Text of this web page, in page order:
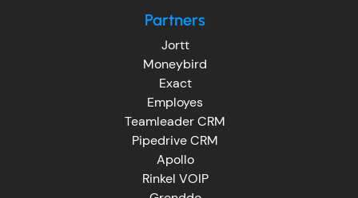
Partners
Jortt
Moneybird
Exact
Employes
Teamleader CRM
Pipedrive CRM
Apollo
Rinkel VOIP